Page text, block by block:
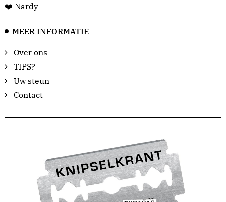
❤️ Nardy
MEER INFORMATIE
Over ons
TIPS?
Uw steun
Contact